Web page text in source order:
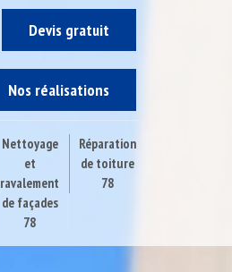
Devis gratuit
Nos réalisations
Nettoyage
et
ravalement
de façades
78
Réparation
de toiture
78